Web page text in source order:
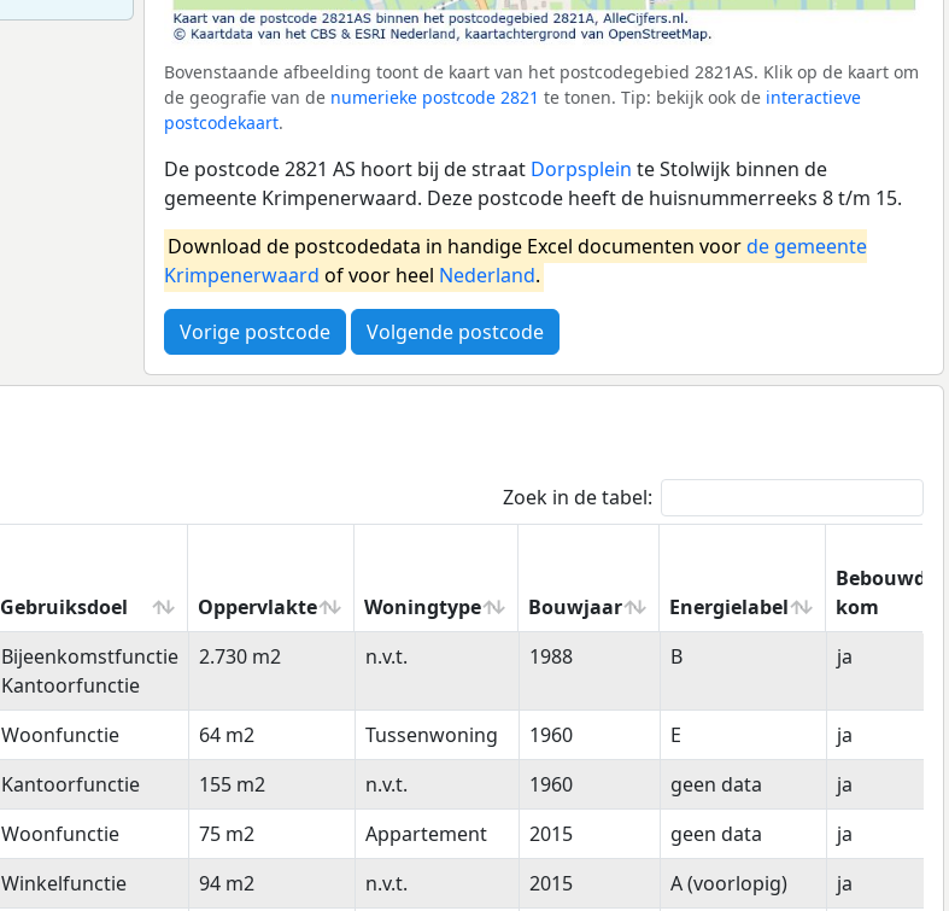
Bovenstaande afbeelding toont de kaart van het postcodegebied 2821AS. Klik op de kaart om
de geografie van de numerieke postcode 2821 te tonen. Tip: bekijk ook de interactieve
postcodekaart.
De postcode 2821 AS hoort bij de straat Dorpsplein te Stolwijk binnen de
gemeente Krimpenerwaard. Deze postcode heeft de huisnummerreeks 8 t/m 15.
Download de postcodedata in handige Excel documenten voorde gemeente
Krimpenerwaard of voor heel Nederland.
Vorige postcode Volgende postcode
Zoek in de tabel:
Gebruiksdoel Oppervlakte Woningtype Bouwjaar Energielabel
Bebouwde
kom
Gebruiksdoel Oppervlakte Woningtype Bouwjaar Energielabel
Bebouwde
kom
Bijeenkomstfunctie
Kantoorfunctie
2.730 m2 n.v.t. 1988 B ja
Woonfunctie 64 m2 Tussenwoning 1960 E
ja
Kantoorfunctie 155 m2 n.v.t. 1960 geen data
ja
Woonfunctie 75 m2 Appartement 2015 geen data
ja
Winkelfunctie 94 m2 n.v.t. 2015 A (voorlopig)
ja